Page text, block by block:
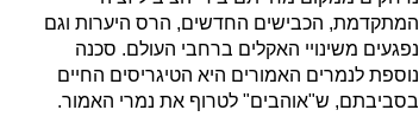
המתקדמת, הכבישים החדשים, הרס היערות וגם
נפגעים משינויי האקלים ברחבי העולם. סכנה
נוספת לנמרים האמורים היא הטיגריסים החיים
בסביבתם, ש"אוהבים" לטרוף את נמרי האמור.